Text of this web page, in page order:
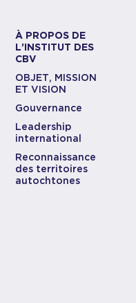
À PROPOS DE
L’INSTITUT DES
CBV
OBJET, MISSION
ET VISION
Gouvernance
Leadership
international
Reconnaissance
des territoires
autochtones